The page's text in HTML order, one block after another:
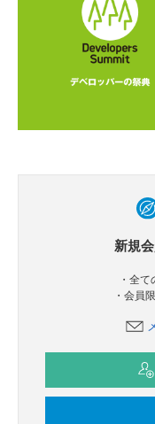
新規
・全
・会員